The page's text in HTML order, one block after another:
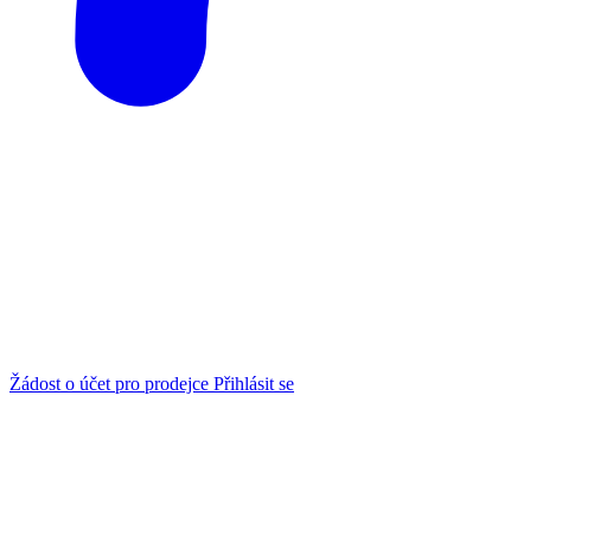
Žádost o účet pro prodejce Přihlásit se